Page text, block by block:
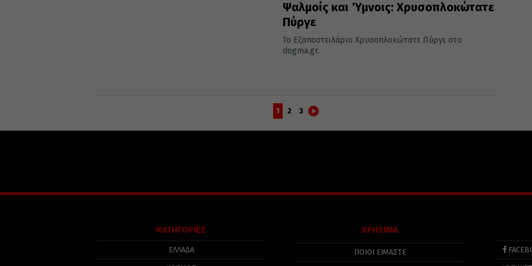
Ψαλμοίς και Ύμνοις: Χρυσοπλοκώτατε
Πύργε
Το Εξαποστειλάριο Χρυσοπλοκώτατε Πύργε στο
dogma.gr.
1 2 3
ΚΑΤΗΓΟΡΙΕΣ
ΕΛΛΑΔΑ
ΧΡΗΣΙΜΑ
ΠΟΙΟΙ ΕΙΜΑΣΤΕ